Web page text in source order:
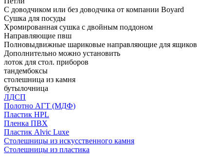
С доводчиком или без доводчика от компании Boyard
Сушка для посуды
Хромированная сушка с двойным поддоном
Направляющие пвш
Полновыдвижные шариковые направляющие для ящиков
Дополнительно можно установить
лоток для стол. приборов
тандембоксы
столешница из камня
бутылочница
ЛДСП
Полотно АГТ (МДФ)
Пластик HPL
Пленка ПВХ
Пластик Alvic Luxe
Столешницы из искусственного камня
Столешницы из пластика